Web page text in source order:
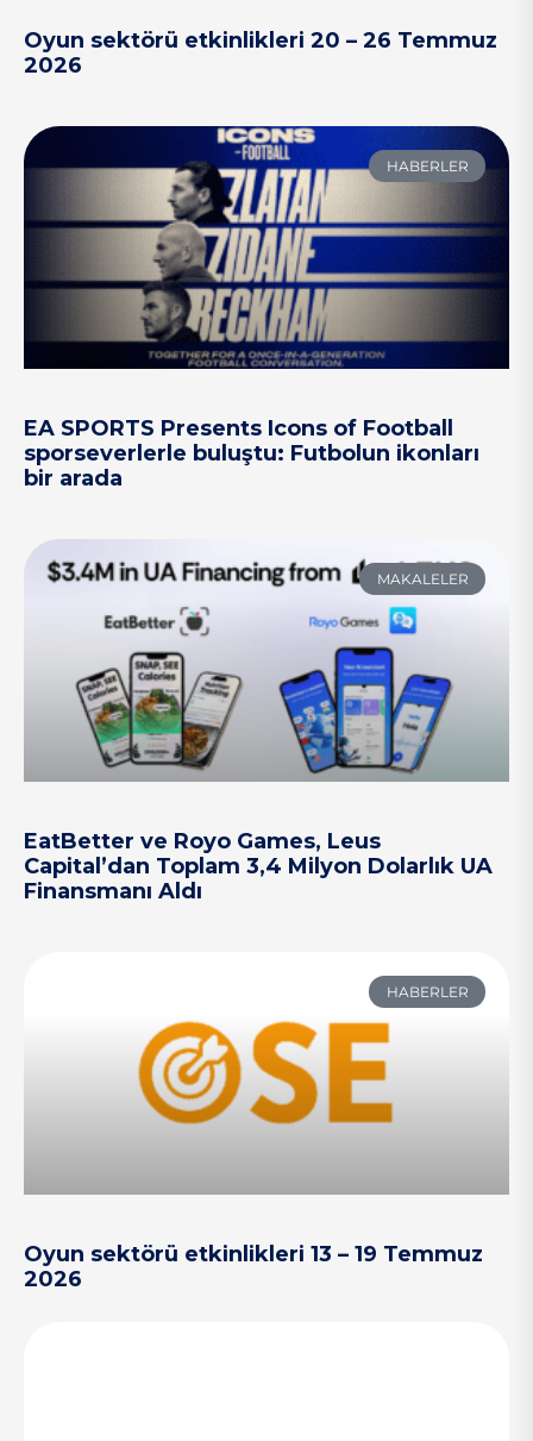
Oyun sektörü etkinlikleri 20 – 26 Temmuz
2026
HABERLER
EA SPORTS Presents Icons of Football
sporseverlerle buluştu: Futbolun ikonları
bir arada
MAKALELER
EatBetter ve Royo Games, Leus
Capital’dan Toplam 3,4 Milyon Dolarlık UA
Finansmanı Aldı
HABERLER
Oyun sektörü etkinlikleri 13 – 19 Temmuz
2026